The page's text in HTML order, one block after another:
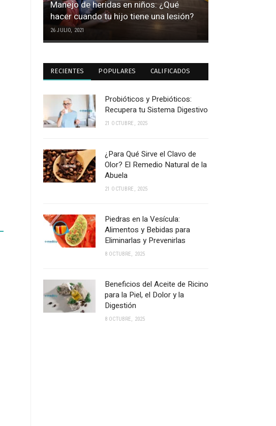
Manejo de heridas en niños: ¿Qué
hacer cuando tu hijo tiene una lesión?
26 JULIO, 2021
RECIENTES POPULARES CALIFICADOS
Probióticos y Prebióticos:
Recupera tu Sistema Digestivo
21 OCTUBRE, 2025
¿Para Qué Sirve el Clavo de
Olor? El Remedio Natural de la
Abuela
21 OCTUBRE, 2025
Piedras en la Vesícula:
Alimentos y Bebidas para
Eliminarlas y Prevenirlas
8 OCTUBRE, 2025
Beneficios del Aceite de Ricino
para la Piel, el Dolor y la
Digestión
8 OCTUBRE, 2025